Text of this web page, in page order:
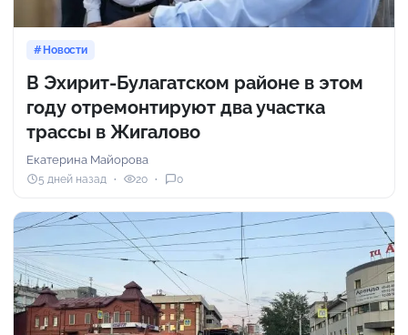
Новости
В Эхирит-Булагатском районе в этом
году отремонтируют два участка
трассы в Жигалово
Екатерина Майорова
5 дней назад 20 0